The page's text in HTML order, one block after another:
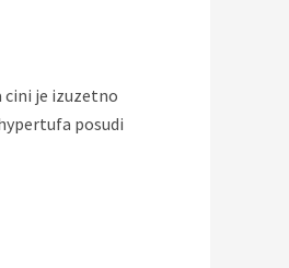
je izuzetno
posudi